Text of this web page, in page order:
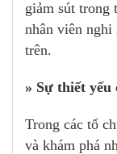
giảm sút trong
nhân viên nghi
trên.
» Sự thiết
Trong các tổ
và khám phá